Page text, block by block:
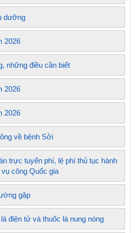
dưỡng
2026
những điều cần biết
2026
2026
về bệnh Sởi
trực tuyến phí, lệ phí thủ tục hành
công Quốc gia
gặp
điện tử và thuốc lá nung nóng